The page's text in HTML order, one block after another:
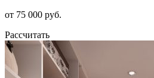
от 75 000 руб.
Рассчитать